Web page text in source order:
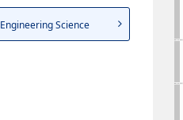
Engineering Science